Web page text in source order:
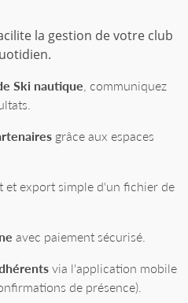
la gestion de votre club
Ski nautique , communiquez
grâce aux espaces
et export simple d'un fichier de
avec paiement sécurisé.
via l'application mobile
de présence).